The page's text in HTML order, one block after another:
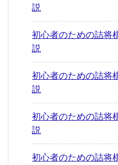
説
初心者のための詰
説
初心者のための詰
説
初心者のための詰
説
初心者のための詰